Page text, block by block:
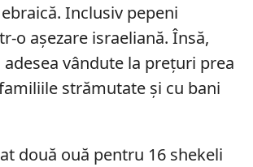
Inclusiv pepeni
o așezare israeliană. Însă,
adesea vândute la prețuri prea
strămutate și cu bani
două ouă pentru 16 shekeli